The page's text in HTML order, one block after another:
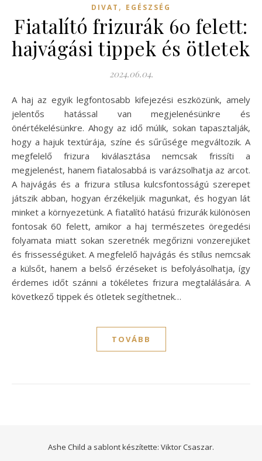
DIVAT , EGÉSZSÉG
Fiatalító frizurák 60 felett:
hajvágási tippek és ötletek
2024.06.04.
A haj az egyik legfontosabb kifejezési eszközünk, amely
jelentős hatással van megjelenésünkre és
önértékelésünkre. Ahogy az idő múlik, sokan tapasztalják,
hogy a hajuk textúrája, színe és sűrűsége megváltozik. A
megfelelő frizura kiválasztása nemcsak frissíti a
megjelenést, hanem fiatalosabbá is varázsolhatja az arcot.
A hajvágás és a frizura stílusa kulcsfontosságú szerepet
játszik abban, hogyan érzékeljük magunkat, és hogyan lát
minket a környezetünk. A fiatalító hatású frizurák különösen
fontosak 60 felett, amikor a haj természetes öregedési
folyamata miatt sokan szeretnék megőrizni vonzerejüket
és frissességüket. A megfelelő hajvágás és stílus nemcsak
a külsőt, hanem a belső érzéseket is befolyásolhatja, így
érdemes időt szánni a tökéletes frizura megtalálására. A
következő tippek és ötletek segíthetnek…
TOVÁBB
Ashe Child a sablont készítette: Viktor Csaszar.